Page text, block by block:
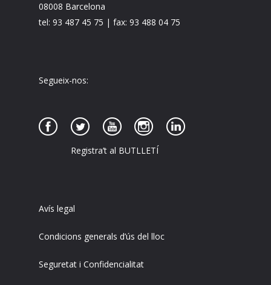
08008 Barcelona
tel: 93 487 45 75 | fax: 93 488 04 75
Segueix-nos:
Registra’t al BUTLLETÍ
Avís legal
Condicions generals d’ús del lloc
Seguretat i Confidencialitat